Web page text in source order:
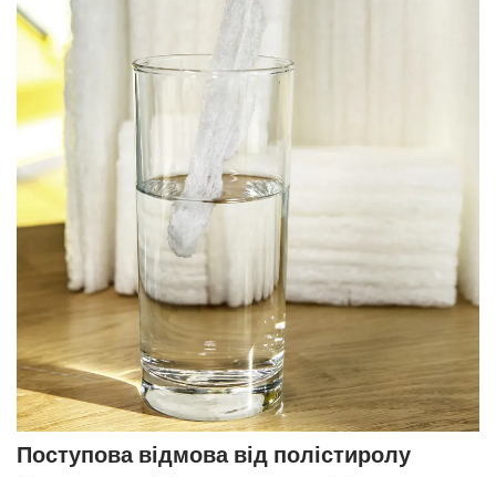
Поступова відмова від полістиролу